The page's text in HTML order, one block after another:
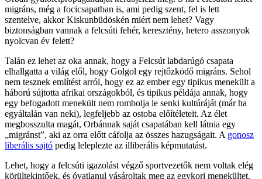
migráns, még a focicsapatban is, ami pedig szent, fel is lett
szentelve, akkor Kiskunbüdöskén miért nem lehet? Vagy
biztonságban vannak a felcsúti fehér, keresztény, hetero asszonyok
nyolcvan év felett?
Talán ez lehet az oka annak, hogy a Felcsút labdarúgó csapata
elhallgatta a világ elől, hogy Golgol egy rejtőzködő migráns. Sehol
nem tesznek említést arról, hogy ez az ember egy tipikus menekült a
háború sújtotta afrikai országokból, és tipikus példája annak, hogy
egy befogadott menekült nem rombolja le senki kultúráját (már ha
egyáltalán van neki), legfeljebb az ostoba előítéleteit. Az élet
megbosszulta magát, Orbánnak saját csapatában kell látnia egy
„migránst”, aki az orra előtt cáfolja az összes hazugságait. A gonosz
liberális sajtó pedig leleplezte az illiberális képmutatást.
Lehet, hogy a felcsúti igazolást végző sportvezetők nem voltak elég
körültekintőek, és óvatlanul vásároltak meg az egykori menekültet.